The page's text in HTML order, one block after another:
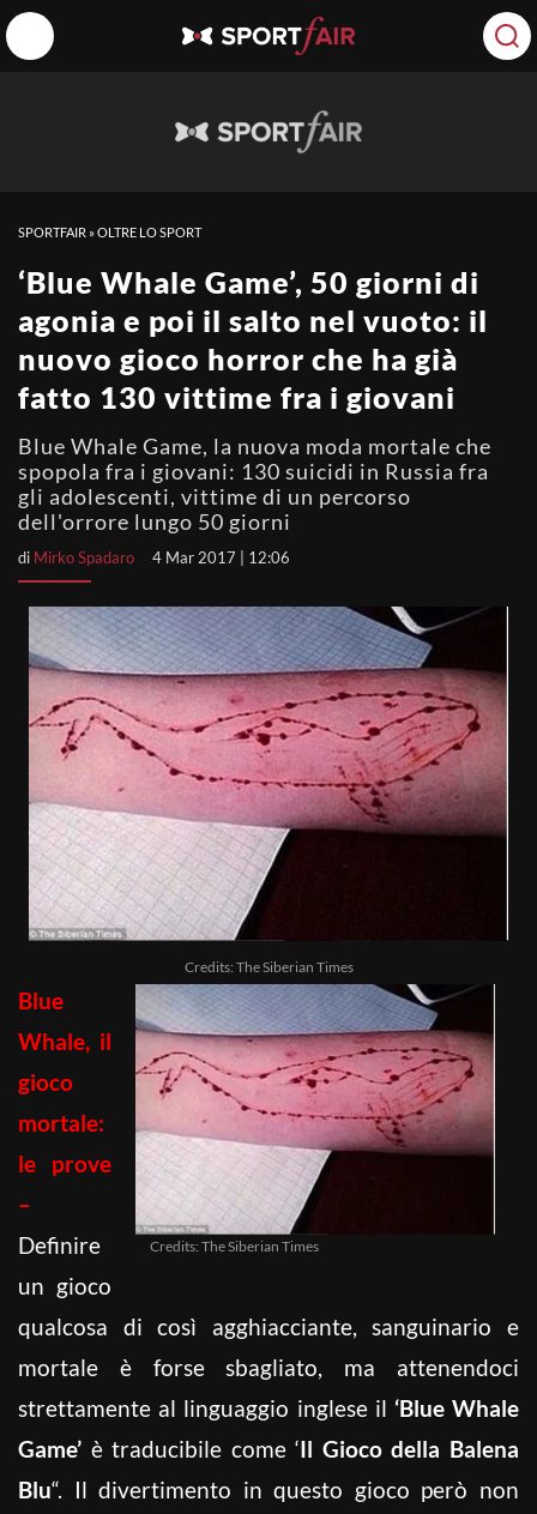
SPORTFAIR »OLTRE LO SPORT
‘Blue Whale Game’, 50 giorni di
agonia e poi il salto nel vuoto: il
nuovo gioco horror che ha già
fatto 130 vittime fra i giovani
Blue Whale Game, la nuova moda mortale che
spopola fra i giovani: 130 suicidi in Russia fra
gli adolescenti, vittime di un percorso
dell'orrore lungo 50 giorni
di Mirko Spadaro 4 Mar 2017 | 12:06
Credits: The Siberian Times
Credits: The Siberian Times
Blue
Whale, il
gioco
mortale:
le prove
–
Definire
un gioco
qualcosa di così agghiacciante, sanguinario e
mortale è forse sbagliato, ma attenendoci
strettamente al linguaggio inglese il ‘Blue Whale
Game’ è traducibile come ‘Il Gioco della Balena
Blu“. Il divertimento in questo gioco però non